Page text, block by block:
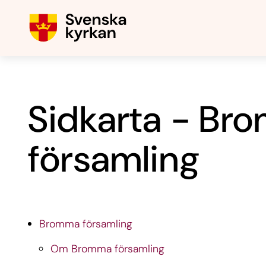
Sidkarta -
församling
Bromma församling
Om Bromma församling